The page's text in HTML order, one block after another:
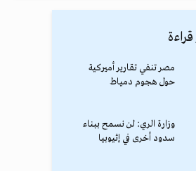
قراءة
مصر تنفي تقارير أميركية
حول هجوم دمياط
وزارة الري: لن نسمح ببناء
سدود أخرى في إثيوبيا